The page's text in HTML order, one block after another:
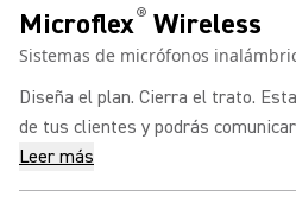
Microflex® Wireless
Sistemas de micrófonos
Diseña el plan. Cierra el trato.
de tus clientes y podrás
Leer más